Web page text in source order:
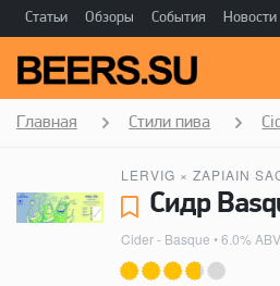
Статьи Обзоры События Новости
Главная Стили пива
LERVIG × ZAPIAIN
Cider - Basque • 6.0% ABV